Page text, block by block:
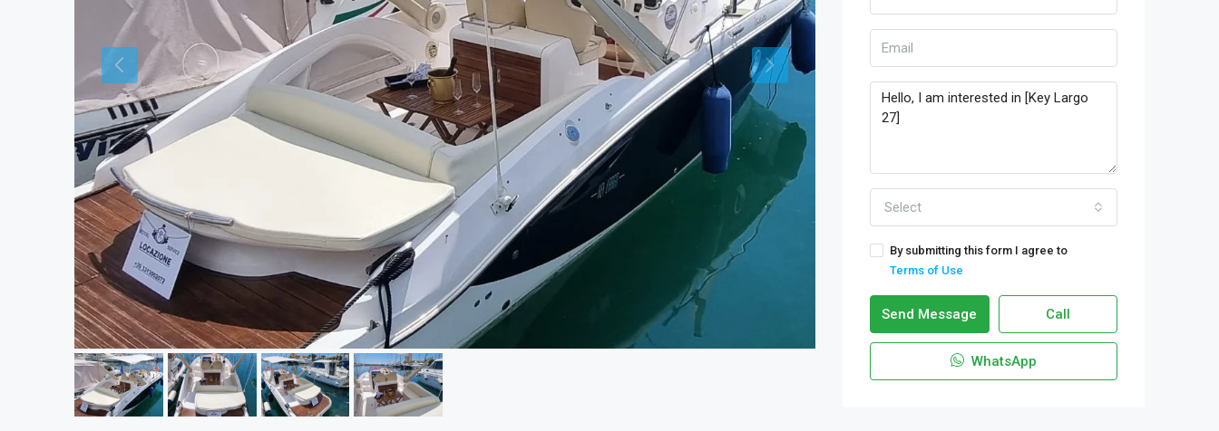
Select
By submitting this form I agree to
Terms of Use
Send Message Call
WhatsApp